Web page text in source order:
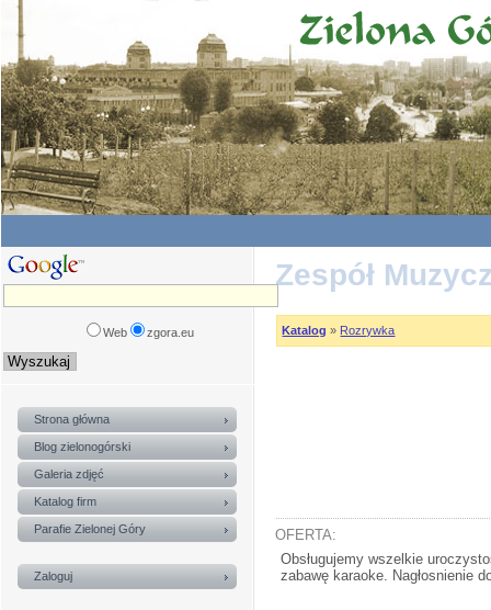
Zespół
Katalog » Rozrywka
OFERTA:
Obsługujemy wszelkie
zabawę karaoke. Nagłosnienie
Web zgora.eu
Strona główna
Blog zielonogórski
Galeria zdjęć
Katalog firm
Parafie Zielonej Góry
Zaloguj